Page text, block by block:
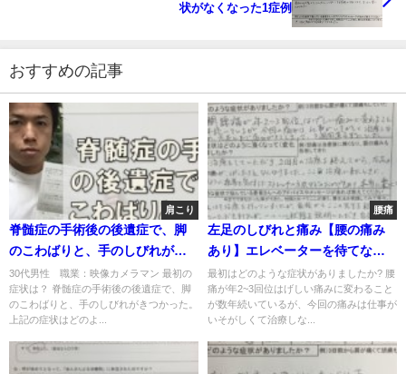
状がなくなった1症例
おすすめの記事
肩こり
脊髄症の手術後の後遺症で、脚
のこわばりと、手のしびれがき
つかった
30代男性 職業：映像カメラマン 最初の
症状は？ 脊髄症の手術後の後遺症で、脚
のこわばりと、手のしびれがきつかった。
上記の症状はどのよ...
腰痛
左足のしびれと痛み【腰の痛み
あり】エレベーターを待てない
程のしびれを訴えた50代男性の1
症例
最初はどのような症状がありましたか? 腰
痛が年2~3回位はげしい痛みに変わること
が数年続いているが、今回の痛みは仕事が
いそがしくて治療しな...